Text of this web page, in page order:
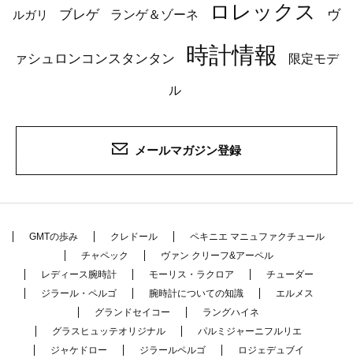
ルガリ ブレゲ ランゲ＆ゾーネ ロレックス ヴ
ァシュロンコンスタンタン 時計情報 限定モデ
ル
メールマガジン登録
GMTの歩み クレドール
ペキニエ マニュファクチュール
チャペック
ヴァン クリーフ&アーペル
レディース腕時計
モーリス・ラクロア
チューダー
ジラール・ペルゴ
腕時計についての知識
エルメス
グランドセイコー
ラングハイネ
グラスヒュッテオリジナル
パルミジャーニフルリエ
ジャケドロー
ジラールペルゴ
ロジェデュブイ